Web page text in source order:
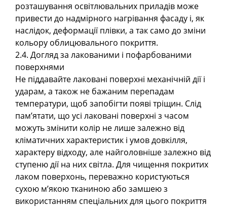
розташування освітлювальних приладів може
привести до надмірного нагрівання фасаду і, як
наслідок, деформації плівки, а так само до зміни
кольору облицювального покриття.
2.4. Догляд за лакованими і пофарбованими
поверхнями
Не піддавайте лаковані поверхні механічній дії і
ударам, а також не бажаним перепадам
температури, щоб запобігти появі тріщин. Слід
пам’ятати, що усі лаковані поверхні з часом
можуть змінити колір не лише залежно від
кліматичних характеристик і умов довкілля,
характеру відходу, але найголовніше залежно від
ступеню дії на них світла. Для чищення покритих
лаком поверхонь, переважно користуються
сухою м’якою тканиною або замшею з
використанням спеціальних для цього покриття